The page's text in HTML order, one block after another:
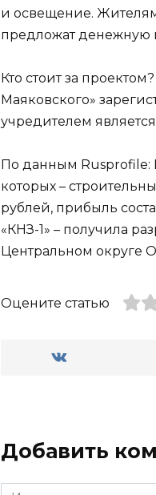
и освещение.
предложат денежную
Кто стоит за
Маяковского»
учредителем
По данным Rusprofile:
которых –
рублей, прибыль
«КНЗ-1» – получила
Центральном округе
Оцените статью
Добавить
Имя